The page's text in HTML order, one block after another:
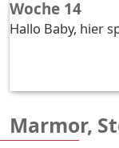
Woche 14
Hallo Baby, hier
Marmor,